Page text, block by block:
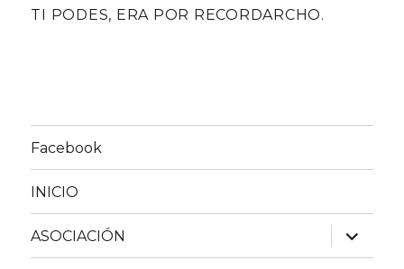
TI PODES, ERA POR RECORDARCHO.
Facebook
INICIO
ASOCIACIÓN
expande
el
menú